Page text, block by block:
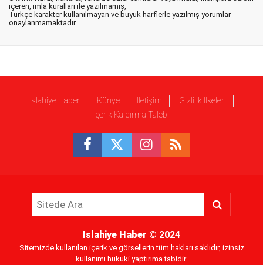
içeren, imla kuralları ile yazılmamış,
Türkçe karakter kullanılmayan ve büyük harflerle yazılmış yorumlar
onaylanmamaktadır.
islahiye Haber Künye İletişim
Gizlilik İlkeleri
İçerik Kaldırma Talebi
Islahiye Haber © 2024
Sitemizde kullanılan içerik ve görsellerin tüm hakları saklıdır, izinsiz
kullanımı hukuki yaptırıma tabidir.